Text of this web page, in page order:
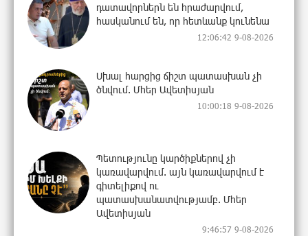
դատավորներն են հրաժարվում,
հասկանում են, որ հետևանք կունենա
12:06:42 9-08-2026
Սխալ հարցից ճիշտ պատասխան չի
ծնվում. Մհեր Ավետիսյան
10:00:18 9-08-2026
Պետությունը կարծիքներով չի
կառավարվում. այն կառավարվում է
գիտելիքով ու
պատասխանատվությամբ. Մհեր
Ավետիսյան
9:46:57 9-08-2026